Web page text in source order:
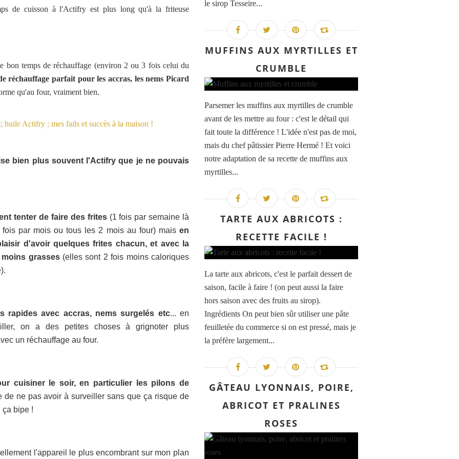
de cuisson à l'Actifry est plus long qu'à la friteuse
bon temps de réchauffage (environ 2 ou 3 fois celui du
réchauffage parfait pour les accras, les nems Picard
qu'au four, vraiment bien.
bien plus souvent l'Actifry que je ne pouvais
tenter de faire des frites(1 fois par semaine là
par mois ou tous les 2 mois au four) mais en
d'avoir quelques frites chacun, et avec la
grasses(elles sont 2 fois moins caloriques
rapides avec accras, nems surgelés etc... en
on a des petites choses à grignoter plus
un réchauffage au four.
cuisiner le soir, en particulier les pilons de
de ne pas avoir à surveiller sans que ça risque de
ça bipe !
l'appareil le plus encombrant sur mon plan
le sirop Tesseire...
MUFFINS AUX MYRTILLES ET
CRUMBLE
Parsemer les muffins aux myrtilles de crumble
avant de les mettre au four : c'est le détail qui
fait toute la différence ! L'idée n'est pas de moi,
mais du chef pâtissier Pierre Hermé ! Et voici
notre adaptation de sa recette de muffins aux
myrtilles...
TARTE AUX ABRICOTS :
RECETTE FACILE !
La tarte aux abricots, c'est le parfait dessert de
saison, facile à faire ! (on peut aussi la faire
hors saison avec des fruits au sirop).
Ingrédients On peut bien sûr utiliser une pâte
feuilletée du commerce si on est pressé, mais je
la préfère largement...
GÂTEAU LYONNAIS, POIRE,
ABRICOT ET PRALINES
ROSES